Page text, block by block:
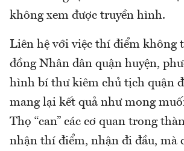
không xem được truyền hình.
Liên hệ với việc thí điểm không
đồng Nhân dân quận huyện,
hình bí thư kiêm chủ tịch quận
mang lại kết quả như mong
Thọ “can” các cơ quan trong
nhận thí điểm, nhận đi đầu, mà